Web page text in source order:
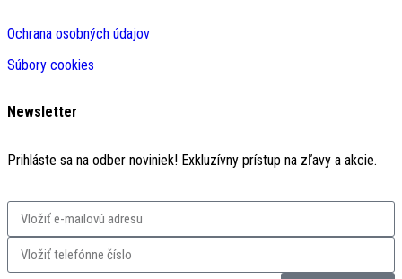
Ochrana osobných údajov
Súbory cookies
Newsletter
Prihláste sa na odber noviniek! Exkluzívny prístup na zľavy a akcie.